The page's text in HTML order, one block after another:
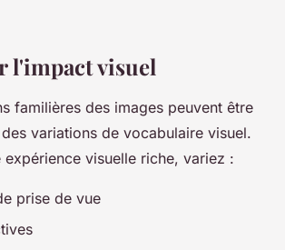
l'impact visuel
familières des images peuvent être
variations de vocabulaire visuel.
expérience visuelle riche, variez :
prise de vue